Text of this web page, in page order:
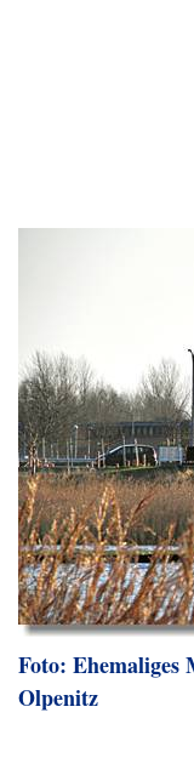
Foto: Ehemaliges
Olpenitz